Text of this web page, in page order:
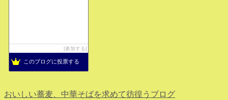
参加する
このブログに投票する
おいしい蕎麦、中華そばを求めて彷徨うブログ